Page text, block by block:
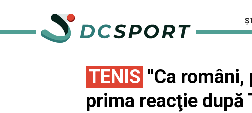
TENIS "Ca români,
prima reacţie după